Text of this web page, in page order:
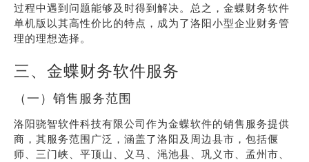
过程中遇到问题能够及时得到解决。总之，金蝶财务软件
单机版以其高性价比的特点，成为了洛阳小型企业财务管
理的理想选择。
三、金蝶财务软件服务
（一）销售服务范围
洛阳骁智软件科技有限公司作为金蝶软件的销售服务提供
商，其服务范围广泛，涵盖了洛阳及周边县市，包括偃
师、三门峡、平顶山、义马、渑池县、巩义市、孟州市、